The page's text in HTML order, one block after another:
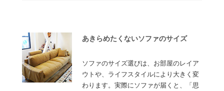
あきらめたくないソファのサイズ
ソファのサイズ選びは、お部屋のレイア
ウトや、ライフスタイルにより大きく変
わります。実際にソファが届くと、「思